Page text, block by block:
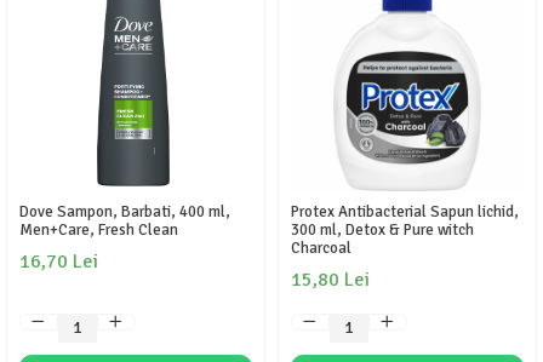
Dove Sampon, Barbati, 400 ml,
Men+Care, Fresh Clean
16,70 Lei
Protex Antibacterial Sapun lichid,
300 ml, Detox & Pure witch
Charcoal
15,80 Lei